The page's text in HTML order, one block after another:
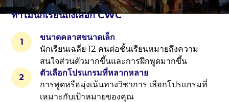
ทำไมนักเรียนถึงเลือก CWC
1
ขนาดคลาสขนาดเล็ก
นักเรียนเฉลี่ย 12 คนต่อชั้นเรียนหมายถึงความ
สนใจส่วนตัวมากขึ้นและการฝึกพูดมากขึ้น
2
ตัวเลือกโปรแกรมที่หลากหลาย
การพูดหรือมุ่งเน้นทางวิชาการ เลือกโปรแกรมที่
เหมาะกับเป้าหมายของคุณ